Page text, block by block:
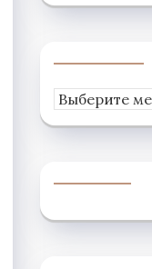
Архивы